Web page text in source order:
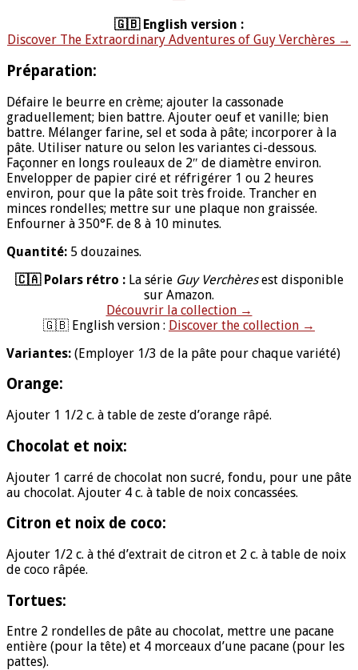
🇬🇧 English version :
Discover The Extraordinary Adventures of Guy Verchères →
Préparation:
Défaire le beurre en crème; ajouter la cassonade
graduellement; bien battre. Ajouter oeuf et vanille; bien
battre. Mélanger farine, sel et soda à pâte; incorporer à la
pâte. Utiliser nature ou selon les variantes ci-dessous.
Façonner en longs rouleaux de 2″ de diamètre environ.
Envelopper de papier ciré et réfrigérer 1 ou 2 heures
environ, pour que la pâte soit très froide. Trancher en
minces rondelles; mettre sur une plaque non graissée.
Enfourner à 350°F. de 8 à 10 minutes.
Quantité: 5 douzaines.
🇨🇦 Polars rétro :La série Guy Verchèresest disponible
sur Amazon.
Découvrir la collection →
🇬🇧 English version : Discover the collection →
Variantes: (Employer 1/3 de la pâte pour chaque variété)
Orange:
Ajouter 1 1/2 c. à table de zeste d’orange râpé.
Chocolat et noix:
Ajouter 1 carré de chocolat non sucré, fondu, pour une pâte
au chocolat. Ajouter 4 c. à table de noix concassées.
Citron et noix de coco:
Ajouter 1/2 c. à thé d’extrait de citron et 2 c. à table de noix
de coco râpée.
Tortues:
Entre 2 rondelles de pâte au chocolat, mettre une pacane
entière (pour la tête) et 4 morceaux d’une pacane (pour les
pattes).